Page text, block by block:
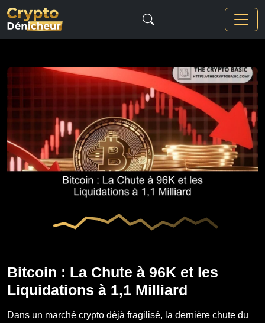
Bitcoin : La Chute à 96K et les
Liquidations à 1,1 Milliard
Dans un marché crypto déjà fragilisé, la dernière chute du